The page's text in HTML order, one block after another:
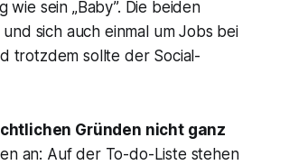
sein „Baby”. Die beiden
sich auch einmal um Jobs bei
trotzdem sollte der Social-
Gründen nicht ganz
an: Auf der To-do-Liste stehen